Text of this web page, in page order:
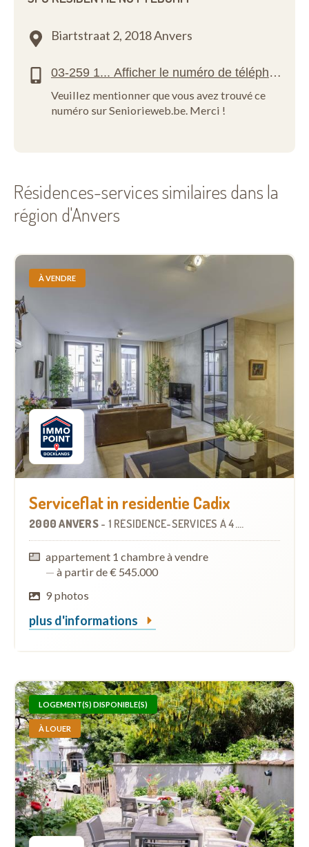
Biartstraat 2, 2018 Anvers
Veuillez mentionner que vous avez trouvé ce
numéro sur Seniorieweb.be. Merci !
Résidences-services similaires dans la
région d'Anvers
À VENDRE
Serviceflat in residentie Cadix
2000 ANVERS - 1 RÉSIDENCE-SERVICES À4.2 KM
appartement 1 chambre à vendre
— à partir de € 545.000
9 photos
plus d'informations
LOGEMENT(S) DISPONIBLE(S)
À LOUER